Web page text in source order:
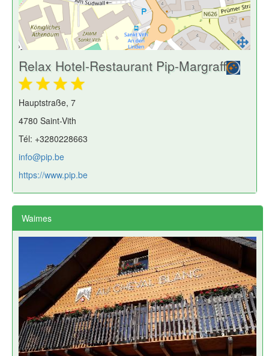
Relax Hotel-Restaurant Pip-Margraff
Hauptstraße, 7
4780 Saint-Vith
Tél: +3280228663
info@pip.be
https://www.pip.be
Waimes